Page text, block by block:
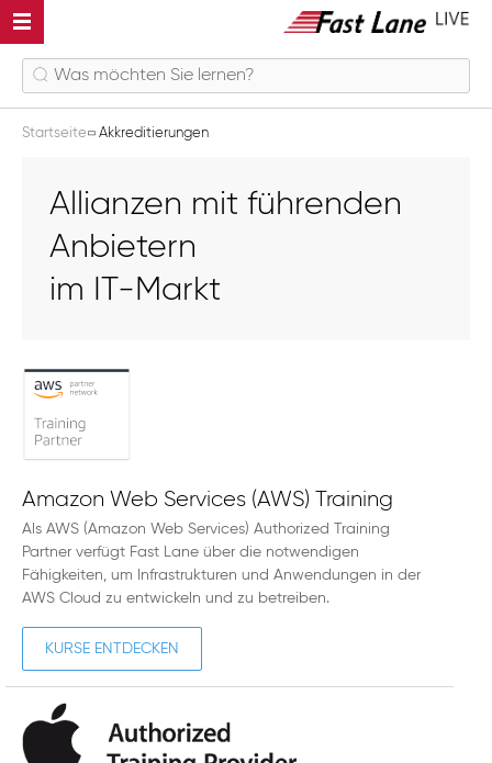
Startseite Akkreditierungen
Allianzen mit führenden
Anbietern
im IT-Markt
Amazon Web Services (AWS) Training
Als AWS (Amazon Web Services) Authorized Training
Partner verfügt Fast Lane über die notwendigen
Fähigkeiten, um Infrastrukturen und Anwendungen in der
AWS Cloud zu entwickeln und zu betreiben.
KURSE ENTDECKEN